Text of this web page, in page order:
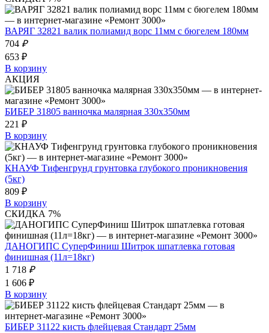
ВАРЯГ 32821 валик полиамид ворс 11мм с бюгелем 180мм
704 ₽
653 ₽
В корзину
АКЦИЯ
БИБЕР 31805 ванночка малярная 330х350мм
221 ₽
В корзину
КНАУФ Тифенгрунд грунтовка глубокого проникновения
(5кг)
809 ₽
В корзину
СКИДКА 7%
ДАНОГИПС СуперФиниш Шитрок шпатлевка готовая
финишная (11л=18кг)
1 718 ₽
1 606 ₽
В корзину
БИБЕР 31122 кисть флейцевая Стандарт 25мм